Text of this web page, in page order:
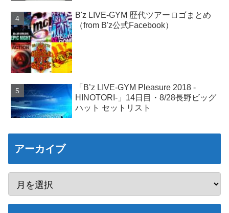
B'z LIVE-GYM 歴代ツアーロゴまとめ
（from B'z公式Facebook）
「B’z LIVE-GYM Pleasure 2018 -
HINOTORI-」14日目・8/28長野ビッグ
ハット セットリスト
アーカイブ